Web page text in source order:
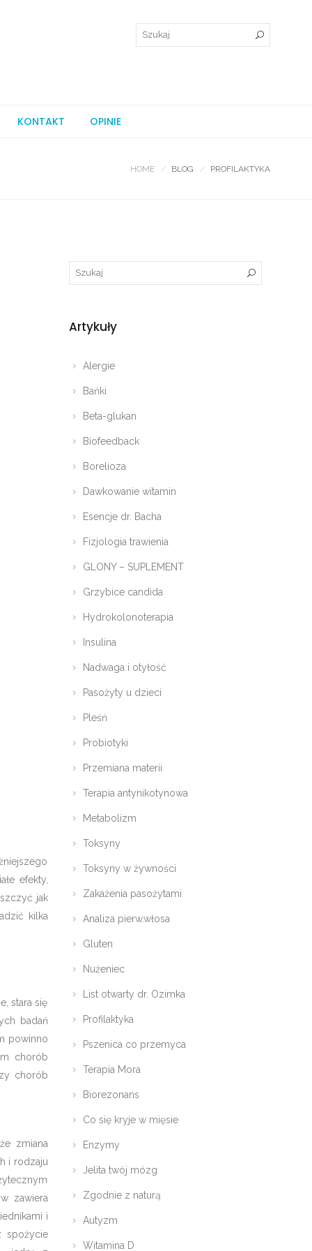
KONTAKT OPINIE
HOME BLOG PROFILAKTYKA
efekty,
jak
kilka
stara się
badań
powinno
chorób
chorób
zmiana
i rodzaju
zawiera
i
spożycie
Artykuły
Alergie
Bańki
Beta-glukan
Biofeedback
Borelioza
Dawkowanie witamin
Esencje dr. Bacha
Fizjologia trawienia
GLONY – SUPLEMENT
Grzybice candida
Hydrokolonoterapia
Insulina
Nadwaga i otyłość
Pasożyty u dzieci
Pleśń
Probiotyki
Przemiana materii
Terapia antynikotynowa
Metabolizm
Toksyny
Toksyny w żywności
Zakażenia pasożytami
Analiza pierw.włosa
Gluten
Nużeniec
List otwarty dr. Ozimka
Profilaktyka
Pszenica co przemyca
Terapia Mora
Biorezonans
Co się kryje w mięsie
Enzymy
Jelita twój mózg
Zgodnie z naturą
Autyzm
Witamina D